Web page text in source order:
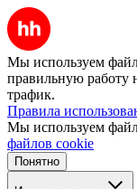
Мы используем
правильную работу
трафик.
Правила
Мы используем
файлов cookie
Понятно